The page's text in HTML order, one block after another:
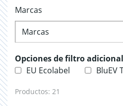
Marcas
Marcas
Opciones de filtro
EU Ecolabel
BluEV
Productos: 21